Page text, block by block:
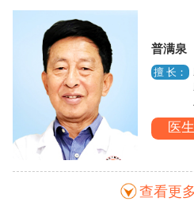
普满泉
擅 长：
医
查看更